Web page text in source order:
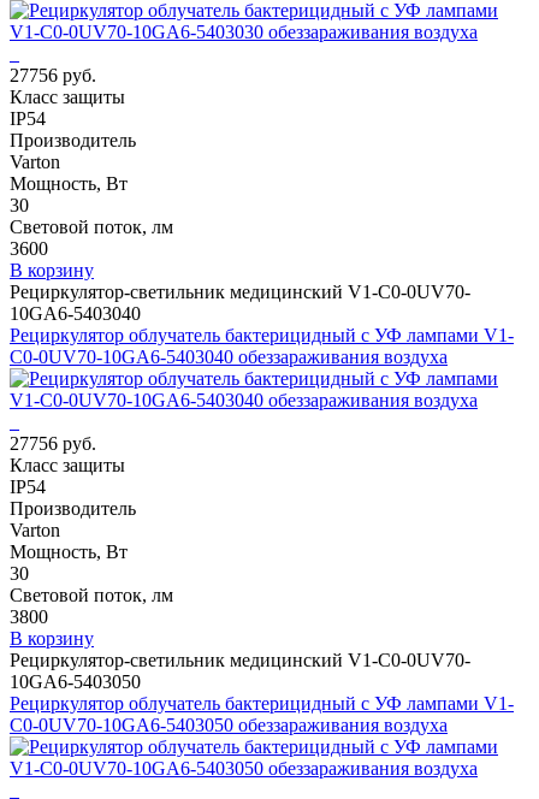
27756 руб.
Класс защиты
IP54
Производитель
Varton
Мощность, Вт
30
Световой поток, лм
3600
В корзину
Рециркулятор-светильник медицинский V1-C0-0UV70-
10GA6-5403040
Рециркулятор облучатель бактерицидный с УФ лампами V1-
C0-0UV70-10GA6-5403040 обеззараживания воздуха
27756 руб.
Класс защиты
IP54
Производитель
Varton
Мощность, Вт
30
Световой поток, лм
3800
В корзину
Рециркулятор-светильник медицинский V1-C0-0UV70-
10GA6-5403050
Рециркулятор облучатель бактерицидный с УФ лампами V1-
C0-0UV70-10GA6-5403050 обеззараживания воздуха